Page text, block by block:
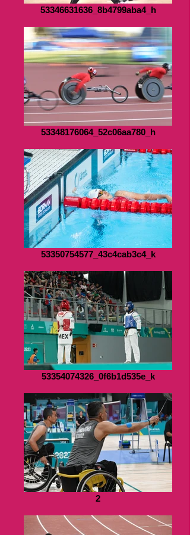
53346631636_8b4799aba4_h
53348176064_52c06aa780_h
53350754577_43c4cab3c4_k
53354074326_0f6b1d535e_k
2